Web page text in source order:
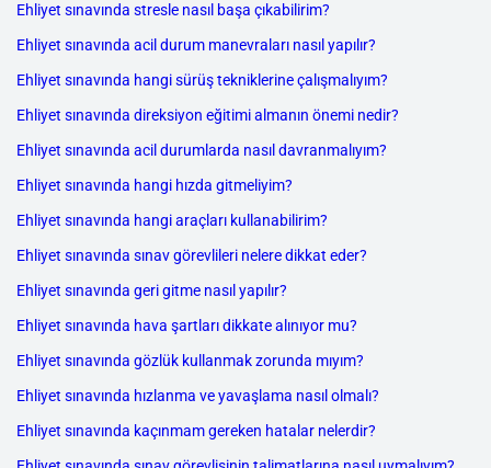
Ehliyet sınavında stresle nasıl başa çıkabilirim?
Ehliyet sınavında acil durum manevraları nasıl yapılır?
Ehliyet sınavında hangi sürüş tekniklerine çalışmalıyım?
Ehliyet sınavında direksiyon eğitimi almanın önemi nedir?
Ehliyet sınavında acil durumlarda nasıl davranmalıyım?
Ehliyet sınavında hangi hızda gitmeliyim?
Ehliyet sınavında hangi araçları kullanabilirim?
Ehliyet sınavında sınav görevlileri nelere dikkat eder?
Ehliyet sınavında geri gitme nasıl yapılır?
Ehliyet sınavında hava şartları dikkate alınıyor mu?
Ehliyet sınavında gözlük kullanmak zorunda mıyım?
Ehliyet sınavında hızlanma ve yavaşlama nasıl olmalı?
Ehliyet sınavında kaçınmam gereken hatalar nelerdir?